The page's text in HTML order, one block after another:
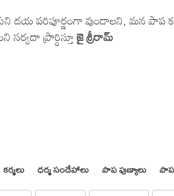
దయ పరిపూర్ణంగా వుండాలని, మన పాప
సర్వదా ప్రార్ధిస్తూజై శ్రీరామ్
కర్మలు ధర్మ సందేహాలు పాప పుణ్యాలు